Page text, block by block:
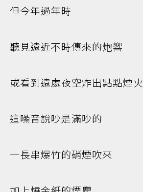
但今年過年時
聽見遠近不時傳來的炮響
或看到遠處夜空炸出點點煙火
這噪音說吵是滿吵的
一長串爆竹的硝煙吹來